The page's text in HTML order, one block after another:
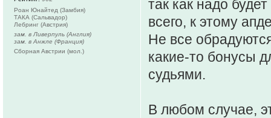
так как надо
всего, к этому
Не все
какие-то бонусы
судьями.
В любом случае,
Роан Юнайтед (Замбия)
ТАКА (Сальвадор)
Лебринг (Австрия)
зам. в Ливерпуль (Англия)
зам. в Анжле (Франция)
Сборная Австрии (мол.)